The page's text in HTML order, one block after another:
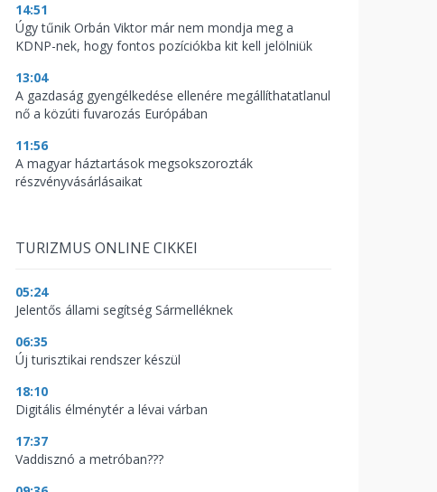
14:51
Úgy tűnik Orbán Viktor már nem mondja meg a
KDNP-nek, hogy fontos pozíciókba kit kell jelölniük
13:04
A gazdaság gyengélkedése ellenére megállíthatatlanul
nő a közúti fuvarozás Európában
11:56
A magyar háztartások megsokszorozták
részvényvásárlásaikat
TURIZMUS ONLINE CIKKEI
05:24
Jelentős állami segítség Sármelléknek
06:35
Új turisztikai rendszer készül
18:10
Digitális élménytér a lévai várban
17:37
Vaddisznó a metróban???